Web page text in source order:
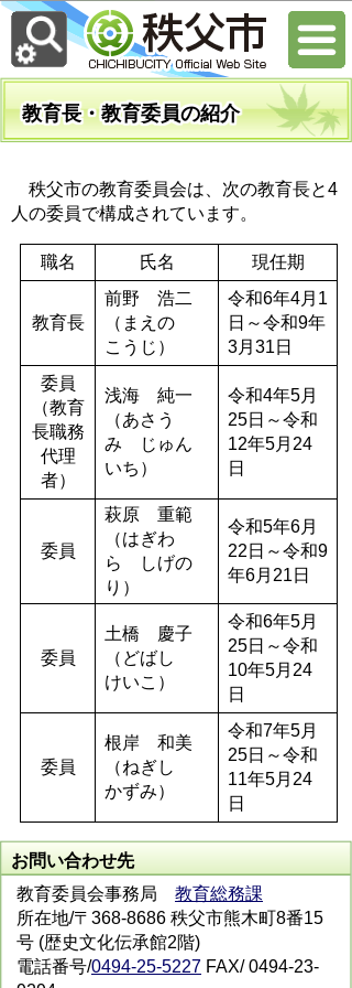
教育長・教育委員の紹介
秩父市の教育委員会は、次の教育長と4
人の委員で構成されています。
職名 氏名 現任期
教育長
前野 浩二
（まえの
こうじ）
令和6年4月1
日～令和9年
3月31日
委員
（教育
長職務
代理
者）
浅海 純一
（あさう
み じゅん
いち）
令和4年5月
25日～令和
12年5月24
日
委員
萩原 重範
（はぎわ
ら しげの
り）
令和5年6月
22日～令和9
年6月21日
委員
土橋 慶子
（どばし
けいこ）
令和6年5月
25日～令和
10年5月24
日
委員
根岸 和美
（ねぎし
かずみ）
令和7年5月
25日～令和
11年5月24
日
お問い合わせ先
教育委員会事務局 教育総務課
所在地/〒368-8686 秩父市熊木町8番15
号 (歴史文化伝承館2階)
電話番号/0494-25-5227 FAX/ 0494-23-